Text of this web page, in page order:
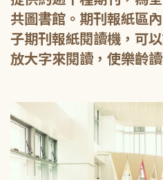
共圖書館。期刊報紙區
子期刊報紙閱讀機，可
放大字來閱讀，使樂齡